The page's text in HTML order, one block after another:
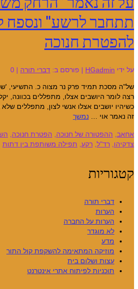
תתחבר לרשע" ונספח
להפטרת חנוכה
על ידי HGadmin
| פורסם ב: דברי תורה |
0
של"ה מסכת תמיד פרק נר מצוה כ. התשיעי,
רצה לומר היושבים אצלו, מתפללים בכוונה, יקל
כשיהיו יושבים אצלו אנשי לצון, מתפללים שלא
זה נאמר אוי …
נמשך
אחאב, ההפטורה של חנוכה, הפטרת חנוכה,
צדקיהו, רד"ל, רקע, תפילה משותפת בין דתות
קטגוריות
דברי תורה
הערות
הערות על החברה
לא מוגדר
מדע
מוזיקה המתאימה להשקפת קול התור
עצות ושלום בית
תוכניות לפיתוח אתרי אינטרנט